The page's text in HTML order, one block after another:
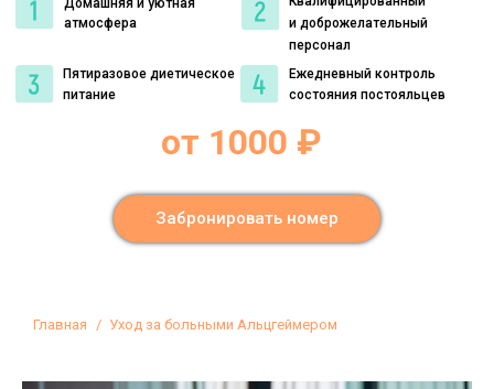
Домашняя и уютная
атмосфера
Ежедневный контроль
состояния постояльцев
и доброжелательный
персонал
Пятиразовое диетическое
питание
Забронировать номер
от 1000 ₽
Вы здесь:
Главная Уход за больными Альцгеймером